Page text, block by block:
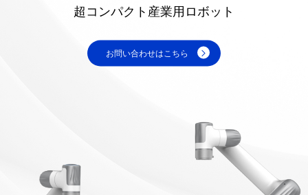
超コンパクト産業用ロボット
お問い合わせはこちら